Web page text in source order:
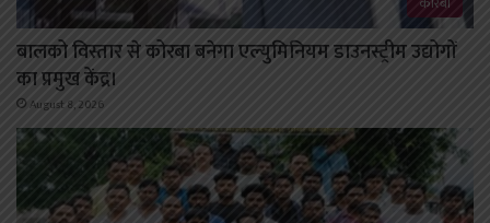
बालको विस्तार से कोरबा बनेगा एल्युमिनियम डाउनस्ट्रीम उद्योगों
का प्रमुख केंद्र।
August 8, 2026